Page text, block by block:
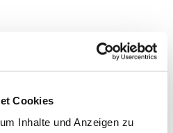
Cookies
Inhalte und Anzeigen zu
Zentrale
Nähe
Beziehungen.